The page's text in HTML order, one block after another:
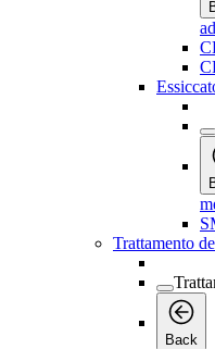
Trattamento
Back